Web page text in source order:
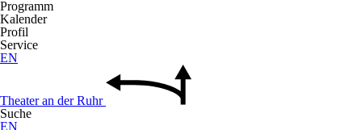
Programm
Kalender
Profil
Service
EN
Theateran derRuhr
Suche
EN